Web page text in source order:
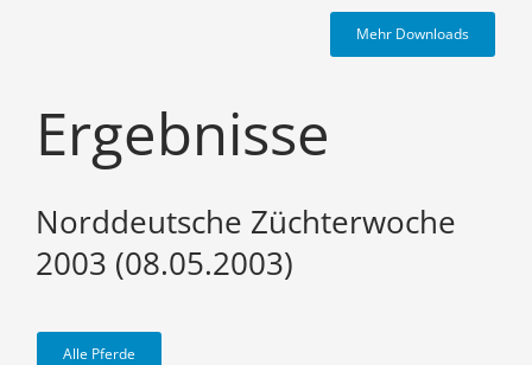
Mehr Downloads
Ergebnisse
Norddeutsche Züchterwoche
2003 (08.05.2003)
Alle Pferde